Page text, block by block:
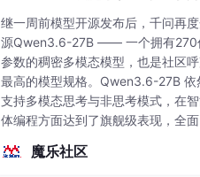
的部署教程来了
继一周前模型开源发布后，千问再
源Qwen3.6-27B —— 一个拥有270
参数的稠密多模态模型，也是社区
最高的模型规格。Qwen3.6-27B 依
支持多模态思考与非思考模式，在
体编程方面达到了旗舰级表现，全面
（总参数397B / 激活参数17B的MoE
魔乐社区